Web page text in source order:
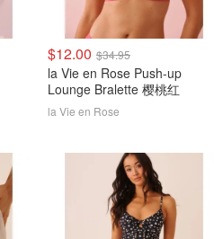
$12.00 $34.95
la Vie en Rose Push-up
Lounge Bralette 樱桃红
la Vie en Rose